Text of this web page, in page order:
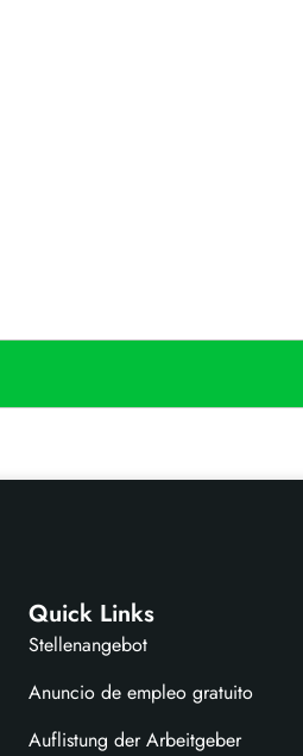
Quick Links
Stellenangebot
Anuncio de empleo gratuito
Auflistung der Arbeitgeber